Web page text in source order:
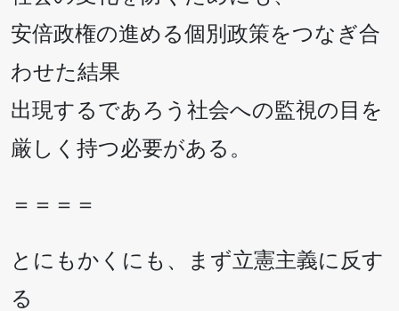
安倍政権の進める個別政策をつなぎ合
わせた結果
出現するであろう社会への監視の目を
厳しく持つ必要がある。
＝＝＝＝
とにもかくにも、まず立憲主義に反す
る